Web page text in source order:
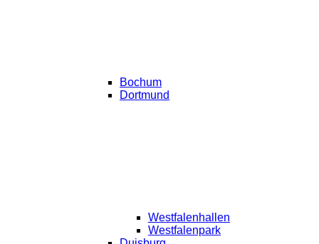
Bochum
Dortmund
Westfalenhallen
Westfalenpark